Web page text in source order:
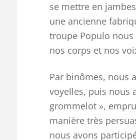
se mettre en
une ancienne
troupe Populo nous
nos corps et nos
Par binômes, nous
voyelles, puis nous
grommelot »,
manière très
nous avons